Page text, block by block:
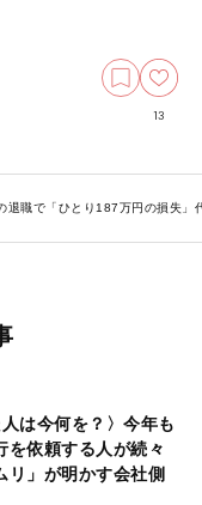
13
退職で「ひとり187万円の損失
は今何を？〉今年も
を依頼する人が続々
」が明かす会社側